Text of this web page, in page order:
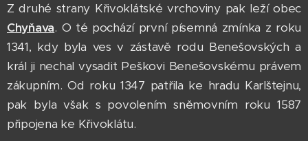
Z druhé strany Křivoklátské vrchoviny pak leží obec
Chyňava. O té pochází první písemná zmínka z roku
1341, kdy byla ves v zástavě rodu Benešovských a
král ji nechal vysadit Peškovi Benešovskému právem
zákupním. Od roku 1347 patřila ke hradu Karlštejnu,
pak byla však s povolením sněmovním roku 1587
připojena ke Křivoklátu.